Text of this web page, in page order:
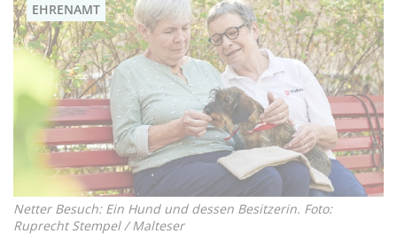
EHRENAMT
Netter Besuch: Ein Hund und dessen Besitzerin. Foto:
Ruprecht Stempel / Malteser